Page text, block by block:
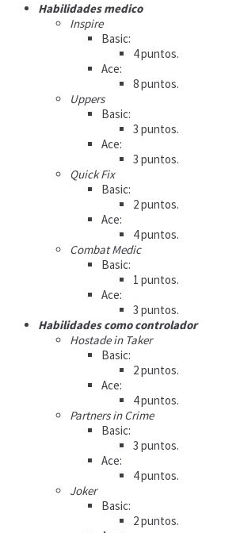
Habilidades medico
Inspire
Basic:
4 puntos.
Ace:
8 puntos.
Uppers
Basic:
3 puntos.
Ace:
3 puntos.
Quick Fix
Basic:
2 puntos.
Ace:
4 puntos.
Combat Medic
Basic:
1 puntos.
Ace:
3 puntos.
Habilidades como controlador
Hostade in Taker
Basic:
2 puntos.
Ace:
4 puntos.
Partners in Crime
Basic:
3 puntos.
Ace:
4 puntos.
Joker
Basic:
2 puntos.